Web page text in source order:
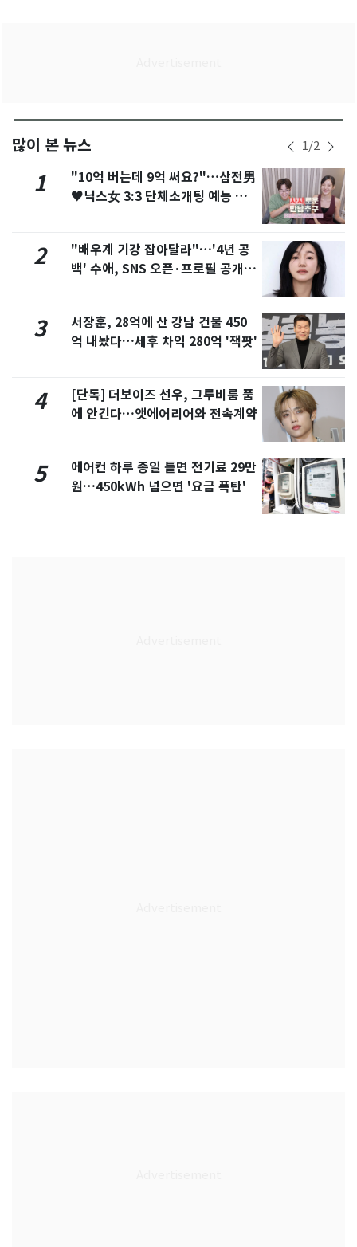
많이 본 뉴스 1/2
1
"10억 버는데 9억 써요?"…삼전男
♥닉스女 3:3 단체소개팅 예능 화
2
"배우계 기강 잡아달라"…'4년 공
백' 수애, SNS 오픈·프로필 공개
3
서장훈, 28억에 산 강남 건물 450
억 내놨다…세후 차익 280억 '잭팟'
4
[단독] 더보이즈 선우, 그루비룸 품
에 안긴다…앳에어리어와 전속계약
5
에어컨 하루 종일 틀면 전기료 29만
원…450kWh 넘으면 '요금 폭탄'